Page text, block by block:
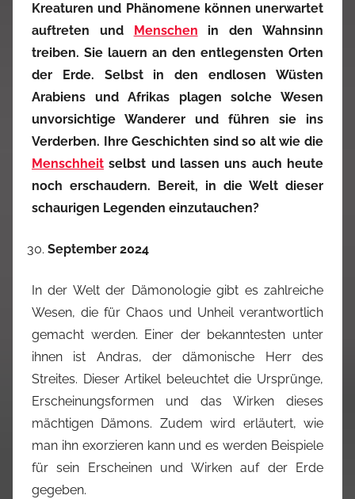
Kreaturen und Phänomene können unerwartet
auftreten und
Menschen in den Wahnsinn
treiben. Sie lauern an den entlegensten Orten
der Erde. Selbst in den endlosen Wüsten
Arabiens und Afrikas plagen solche Wesen
unvorsichtige Wanderer und führen sie ins
Verderben. Ihre Geschichten sind so alt wie die
Menschheit selbst und lassen uns auch heute
noch erschaudern. Bereit, in die Welt dieser
schaurigen Legenden einzutauchen?
September 2024
In der Welt der Dämonologie gibt es zahlreiche
Wesen, die für Chaos und Unheil verantwortlich
gemacht werden. Einer der bekanntesten unter
ihnen ist Andras, der dämonische Herr des
Streites. Dieser Artikel beleuchtet die Ursprünge,
Erscheinungsformen und das Wirken dieses
mächtigen Dämons. Zudem wird erläutert, wie
man ihn exorzieren kann und es werden Beispiele
für sein Erscheinen und Wirken auf der Erde
gegeben.